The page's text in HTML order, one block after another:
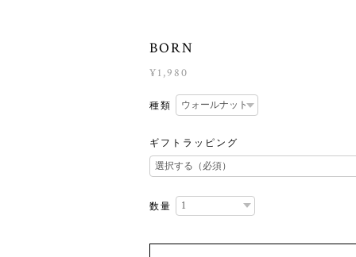
BORN
¥1,980
種類
ギフトラッピング
数量